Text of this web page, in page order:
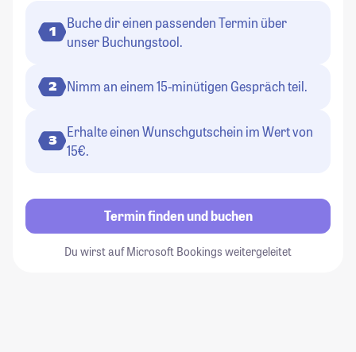
1
Buche dir einen passenden Termin über
unser Buchungstool.
2 Nimm an einem 15-minütigen Gespräch teil.
3
Erhalte einen Wunschgutschein im Wert von
15€.
Termin finden und buchen
Du wirst auf Microsoft Bookings weitergeleitet